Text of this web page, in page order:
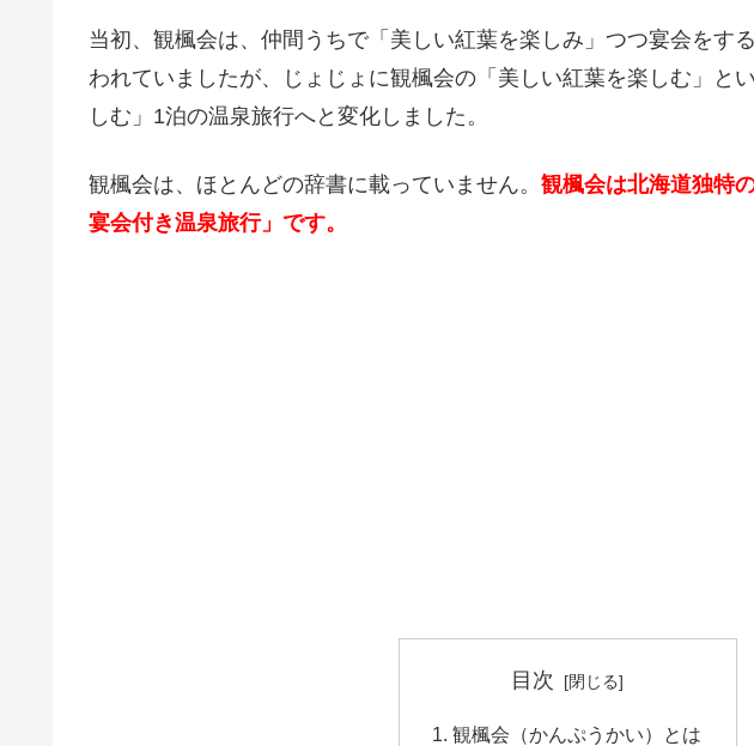
当初、観楓会は、仲間うちで「美しい紅葉を楽しみ」つつ宴会をす
われていましたが、じょじょに観楓会の「美しい紅葉を楽しむ」と
しむ」1泊の温泉旅行へと変化しました。
観楓会は、ほとんどの辞書に載っていません。 観楓会は北海道独特
宴会付き温泉旅行」です。
目次
観楓会（かんぷうかい）とは